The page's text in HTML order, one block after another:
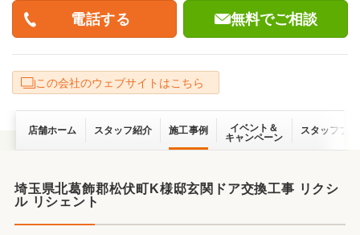
無料でご相談
この会社のウェブサイトはこちら
店舗ホーム スタッフ紹介 施工事例
イベント＆
キャンペーン
スタッフブ
埼玉県北葛飾郡松伏町K様邸玄関ドア交換工事 リクシ
ル リシェント